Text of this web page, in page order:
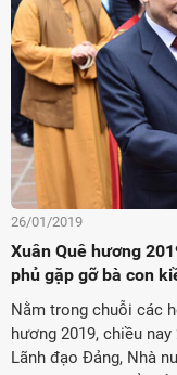
Việt Nam ở nước
26/01/2019
Xuân Quê hương
phủ gặp gỡ bà con
Nằm trong chuỗi các
hương 2019, chiều
Lãnh đạo Đảng, Nhà